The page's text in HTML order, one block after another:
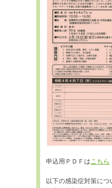
申込用ＰＤＦはこちら
以下の感染症対策につ